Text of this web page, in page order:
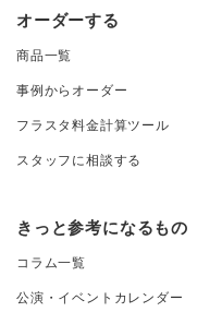
オーダーする
商品一覧
事例からオーダー
フラスタ料金計算ツール
スタッフに相談する
きっと参考になるもの
コラム一覧
公演・イベントカレンダー